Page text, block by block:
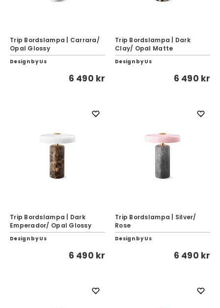
Trip Bordslampa | Carrara/
Opal Glossy
Design by Us
6 490 kr
Trip Bordslampa | Dark
Clay/ Opal Matte
Design by Us
6 490 kr
Trip Bordslampa | Dark
Emperador/ Opal Glossy
Design by Us
6 490 kr
Trip Bordslampa | Silver/
Rose
Design by Us
6 490 kr